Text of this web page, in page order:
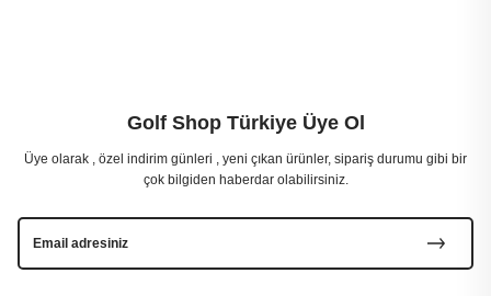
Golf Shop Türkiye Üye Ol
Üye olarak , özel indirim günleri , yeni çıkan ürünler, sipariş durumu gibi bir
çok bilgiden haberdar olabilirsiniz.